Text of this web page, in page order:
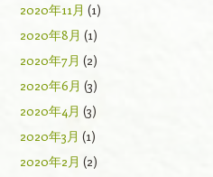
2020年11月 (1)
2020年8月 (1)
2020年7月 (2)
2020年6月 (3)
2020年4月 (3)
2020年3月 (1)
2020年2月 (2)